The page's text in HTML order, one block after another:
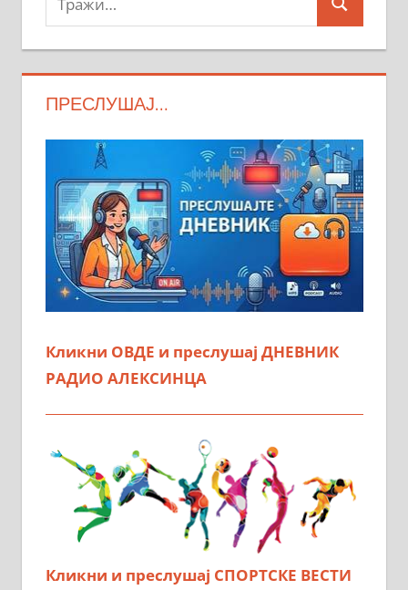
Search
ПРЕСЛУШАЈ…
Кликни ОВДЕ и преслушај ДНЕВНИК
РАДИО АЛЕКСИНЦА
Кликни и преслушај СПОРТСКЕ ВЕСТИ